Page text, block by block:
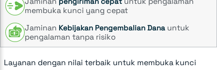
membuka kunci yang cepat
Jaminan Kebijakan Pengembalian Dana untuk
pengalaman tanpa risiko
Layanan dengan nilai terbaik untuk membuka kunci